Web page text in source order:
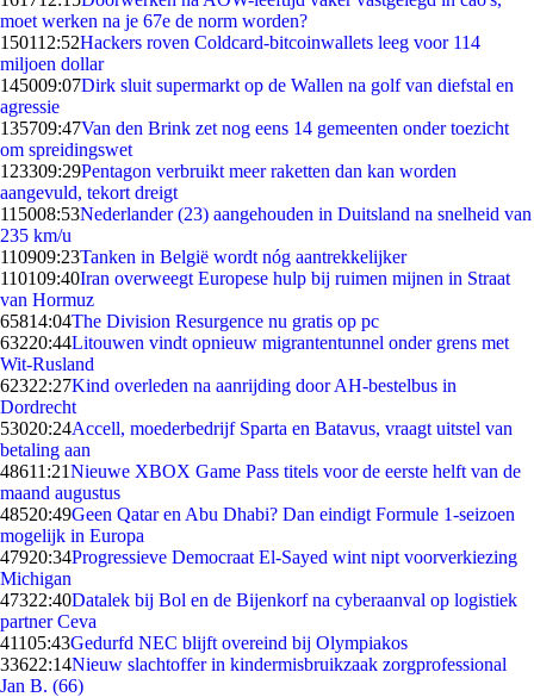
moet werken na je 67e de norm worden?
150112:52Hackers roven Coldcard-bitcoinwallets leeg voor 114
miljoen dollar
145009:07Dirk sluit supermarkt op de Wallen na golf van diefstal en
agressie
135709:47Van den Brink zet nog eens 14 gemeenten onder toezicht
om spreidingswet
123309:29Pentagon verbruikt meer raketten dan kan worden
aangevuld, tekort dreigt
115008:53Nederlander (23) aangehouden in Duitsland na snelheid van
235 km/u
110909:23Tanken in België wordt nóg aantrekkelijker
110109:40Iran overweegt Europese hulp bij ruimen mijnen in Straat
van Hormuz
65814:04The Division Resurgence nu gratis op pc
63220:44Litouwen vindt opnieuw migrantentunnel onder grens met
Wit-Rusland
62322:27Kind overleden na aanrijding door AH-bestelbus in
Dordrecht
53020:24Accell, moederbedrijf Sparta en Batavus, vraagt uitstel van
betaling aan
48611:21Nieuwe XBOX Game Pass titels voor de eerste helft van de
maand augustus
48520:49Geen Qatar en Abu Dhabi? Dan eindigt Formule 1-seizoen
mogelijk in Europa
47920:34Progressieve Democraat El-Sayed wint nipt voorverkiezing
Michigan
47322:40Datalek bij Bol en de Bijenkorf na cyberaanval op logistiek
partner Ceva
41105:43Gedurfd NEC blijft overeind bij Olympiakos
33622:14Nieuw slachtoffer in kindermisbruikzaak zorgprofessional
Jan B. (66)